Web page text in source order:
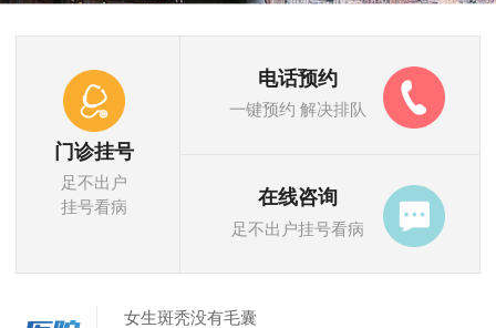
门诊挂号
足不出户
挂号看病
电话预约
一键预约 解决排队
在线咨询
足不出户挂号看病
女生斑秃没有毛囊